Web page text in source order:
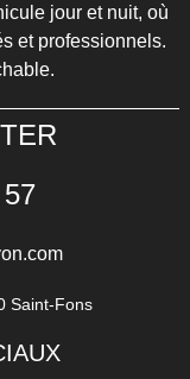
jour et nuit, où
et professionnels.
​S​a​i​n​t​-​F​o​n​s